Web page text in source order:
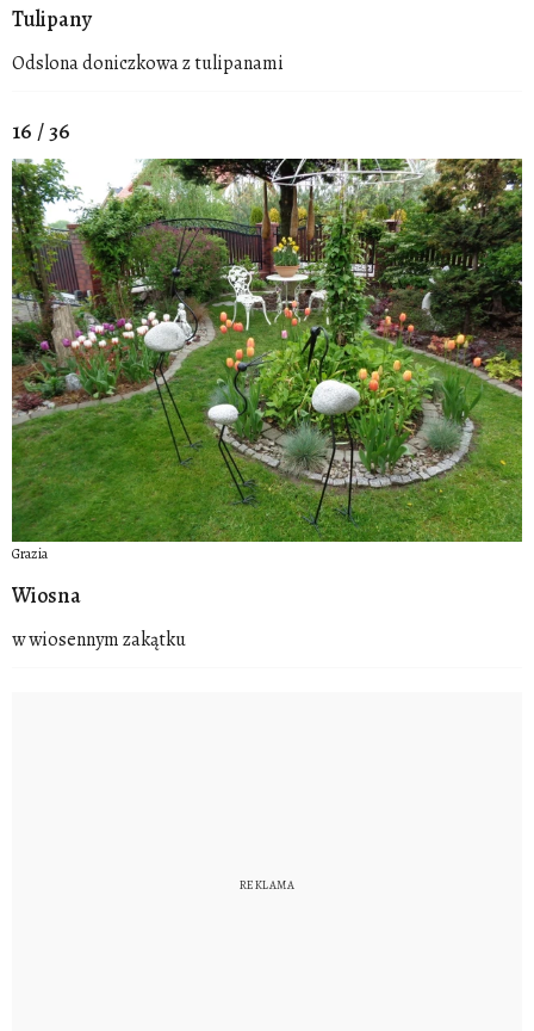
Tulipany
Odslona doniczkowa z tulipanami
16 / 36
Grazia
Wiosna
w wiosennym zakątku